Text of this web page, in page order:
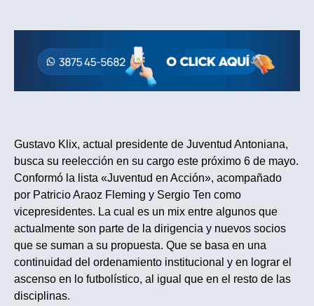
Gustavo Klix, actual presidente de Juventud Antoniana,
busca su reelección en su cargo este próximo 6 de mayo.
Conformó la lista «Juventud en Acción», acompañado
por Patricio Araoz Fleming y Sergio Ten como
vicepresidentes. La cual es un mix entre algunos que
actualmente son parte de la dirigencia y nuevos socios
que se suman a su propuesta. Que se basa en una
continuidad del ordenamiento institucional y en lograr el
ascenso en lo futbolístico, al igual que en el resto de las
disciplinas.